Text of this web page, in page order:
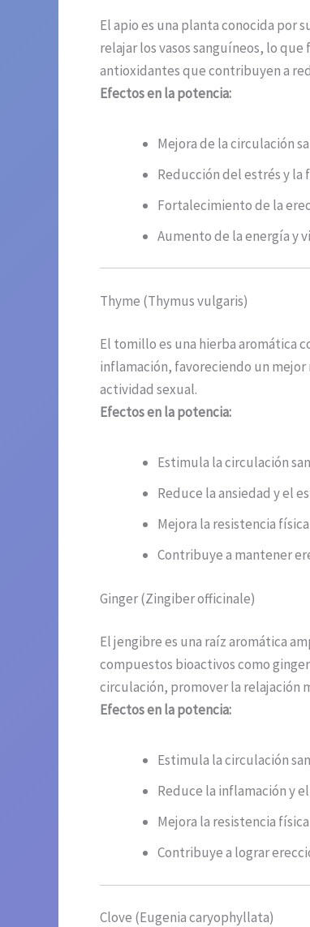
El apio es una planta conocida por
relajar los vasos sanguíneos, lo
antioxidantes que contribuyen a
Efectos en la potenciа:
Mejora de la circulación
Reducción del estrés y
Fortalecimiento de la
Aumento de la energía y
Thyme (Thymus vulgaris)
El tomillo es una hierba aromática
inflamación, favoreciendo un
actividad sexual.
Efectos en la potenciа:
Estimula la circulación
Reduce la ansiedad y el
Mejora la resistencia
Contribuye a mantener
Ginger (Zingiber officinale)
El jengibre es una raíz aromática
compuestos bioactivos como
circulación, promover la relajación
Efectos en la potenciа:
Estimula la circulación
Reduce la inflamación y
Mejora la resistencia
Contribuye a lograr
Clove (Eugenia caryophyllata)